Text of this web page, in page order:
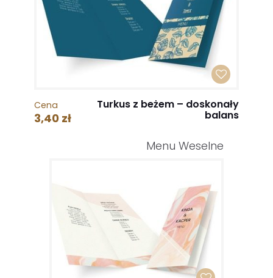
Cena
3,40 zł
Turkus z beżem – doskonały
balans
Menu Weselne